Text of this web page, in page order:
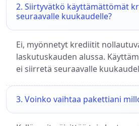
2. Siirtyvätkö käyttämättömät
seuraavalle kuukaudelle?
Ei, myönnetyt krediitit
laskutuskauden alussa.
ei siirretä seuraavalle
3. Voinko vaihtaa pakettiani